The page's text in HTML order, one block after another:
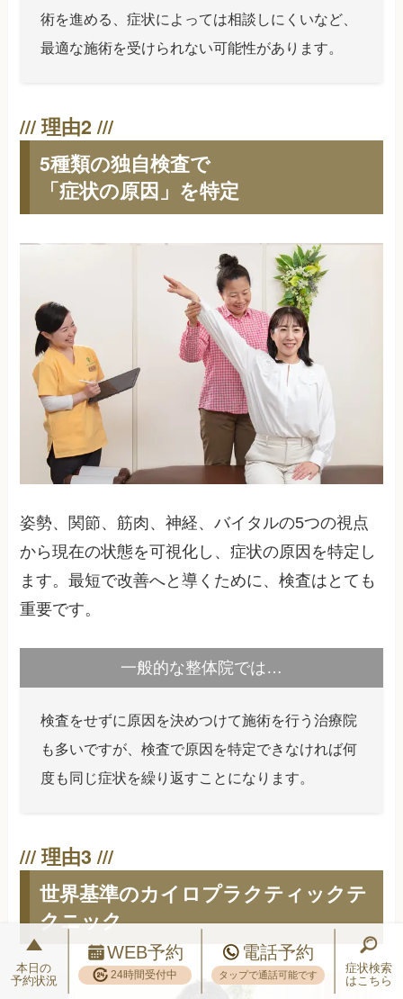
術を進める、症状によっては相談しにくいなど、
最適な施術を受けられない可能性があります。
5種類の独自検査で
「症状の原因」を特定
姿勢、関節、筋肉、神経、バイタルの5つの視点
から現在の状態を可視化し、症状の原因を特定し
ます。最短で改善へと導くために、検査はとても
重要です。
一般的な整体院では…
検査をせずに原因を決めつけて施術を行う治療院
も多いですが、検査で原因を特定できなければ何
度も同じ症状を繰り返すことになります。
世界基準のカイロプラクティックテ
クニック
本日の
予約状況
WEB予約
24時間受付中
電話予約
タップで通話可能です
症状検索
はこちら